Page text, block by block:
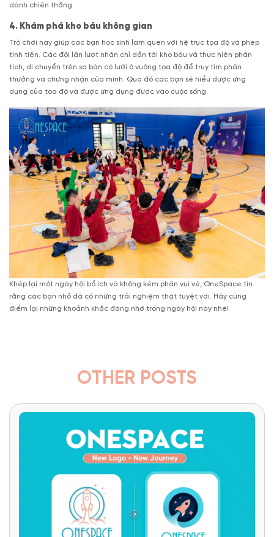
dành chiến thắng.
4. Khám phá kho báu không gian
Trò chơi này giúp các bạn học sinh làm quen với hệ trục tọa độ và phép
tịnh tiến. Các đội lần lượt nhận chỉ dẫn tới kho báu và thực hiện phân
tích, di chuyển trên sa bàn có lưới ô vuông tọa độ để truy tìm phần
thưởng và chứng nhận của mình. Qua đó các bạn sẽ hiểu được ứng
dụng của tọa độ và được ứng dụng được vào cuộc sống.
Khép lại một ngày hội bổ ích và không kém phần vui vẻ, OneSpace tin
rằng các bạn nhỏ đã có những trải nghiệm thật tuyệt vời. Hãy cùng
điểm lại những khoảnh khắc đáng nhớ trong ngày hội này nhé!
OTHER POSTS